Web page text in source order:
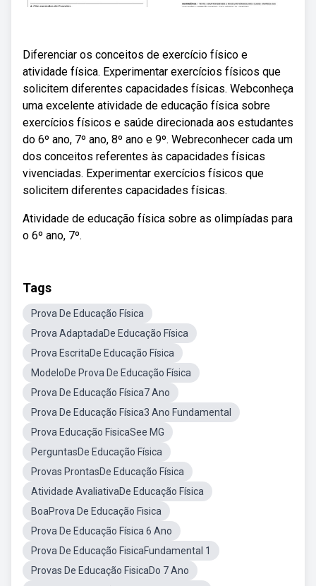
Diferenciar os conceitos de exercício físico e
atividade física. Experimentar exercícios físicos que
solicitem diferentes capacidades físicas. Webconheça
uma excelente atividade de educação física sobre
exercícios físicos e saúde direcionada aos estudantes
do 6º ano, 7º ano, 8º ano e 9º. Webreconhecer cada um
dos conceitos referentes às capacidades físicas
vivenciadas. Experimentar exercícios físicos que
solicitem diferentes capacidades físicas.
Atividade de educação física sobre as olimpíadas para
o 6º ano, 7º.
Tags
Prova De Educação Física
Prova AdaptadaDe Educação Física
Prova EscritaDe Educação Física
ModeloDe Prova De Educação Física
Prova De Educação Física7 Ano
Prova De Educação Física3 Ano Fundamental
Prova Educação FisicaSee MG
PerguntasDe Educação Física
Provas ProntasDe Educação Física
Atividade AvaliativaDe Educação Física
BoaProva De Educação Fisica
Prova De Educação Física 6 Ano
Prova De Educação FisicaFundamental 1
Provas De Educação FisicaDo 7 Ano